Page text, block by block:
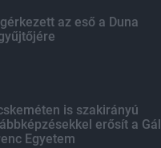
az eső a Duna
is szakirányú
erősít a Gál
Egyetem